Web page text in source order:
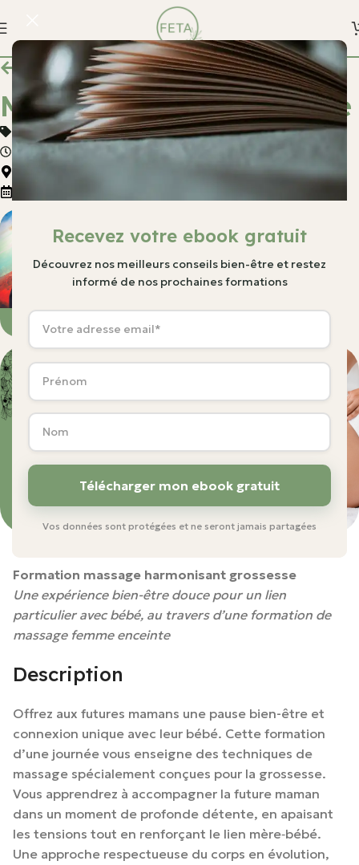
Recevez votre ebook gratuit
Découvrez nos meilleurs conseils bien-être et restez
informé de nos prochaines formations
Vos données sont protégées et ne seront jamais partagées
Toutes nos formations
Massage femme enceinte
Tarif : 147€
Durée : 7h
72 Troine, 9772 Tratten Wëntger
Laetitia
Formation massage harmonisant grossesse
Une expérience bien-être douce pour un lien
particulier avec bébé, au travers d’une formation de
massage femme enceinte
Description
Offrez aux futures mamans une pause bien-être et
connexion unique avec leur bébé. Cette formation
d’une journée vous enseigne des techniques de
massage spécialement conçues pour la grossesse.
Vous apprendrez à accompagner la future maman
dans un moment de profonde détente, en apaisant
les tensions tout en renforçant le lien mère‑bébé.
Une approche respectueuse du corps en évolution,